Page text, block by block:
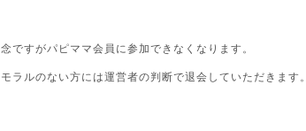
ですがパピママ会員に参加できなくなります。
ラルのない方には運営者の判断で退会していただきます。